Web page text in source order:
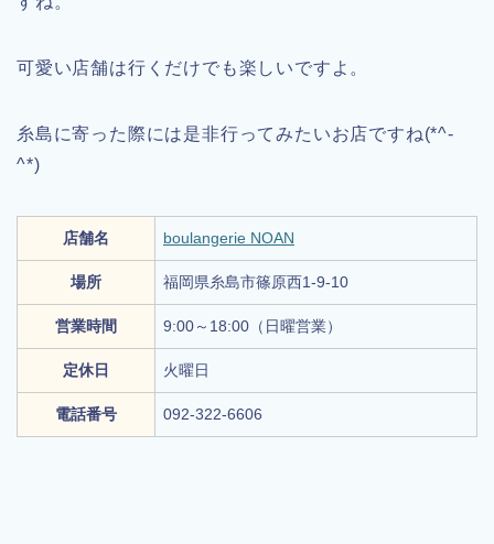
可愛い店舗は行くだけでも楽しいですよ。
糸島に寄った際には是非行ってみたいお店ですね(*^-
^*)
店舗名 boulangerie NOAN
場所 福岡県糸島市篠原西1-9-10
営業時間 9:00～18:00（日曜営業）
定休日 火曜日
電話番号 092-322-6606